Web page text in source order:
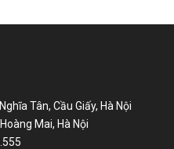
Tân, Cầu Giấy, Hà Nội
Mai, Hà Nội